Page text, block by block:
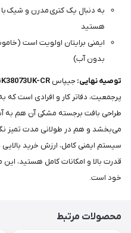
به دنبال یک کتری مدرن و شیک
هستید
ایمنی برایتان اولویت است
بدون آب)
توصیه نهایی: جیپاس CR
پرجمعیت، دفاتر کار و افرادی است
طراحی بافت برجسته مشکی آن هم به
می‌بخشد و هم در طولانی مدت تمیز
سیستم ایمنی کامل، ارزش خرید بالایی
قدرت بالا و امکانات کامل هستید،
خود است.
محصولات مرتبط